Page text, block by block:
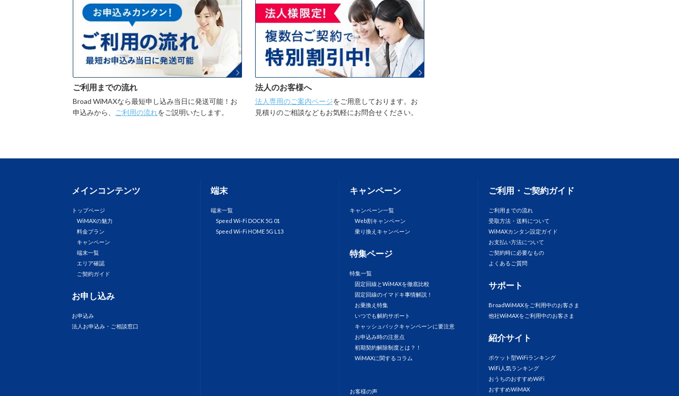
ご利用までの流れ
Broad WiMAXなら最短申し込み当日に発送可能！お
申込みから、 ご利用の流れをご説明いたします。
法人のお客様へ
法人専用のご案内ページをご用意しております。お
見積りのご相談などもお気軽にお問合せください。
メインコンテンツ
トップページ
WiMAXの魅力
料金プラン
キャンペーン
端末一覧
エリア確認
ご契約ガイド
お申し込み
お申込み
法人お申込み・ご相談窓口
端末
端末一覧
Speed Wi-Fi DOCK 5G 01
Speed Wi-Fi HOME 5G L13
キャンペーン
キャンペーン一覧
Web割キャンペーン
乗り換えキャンペーン
特集ページ
特集一覧
固定回線とWiMAXを徹底比較
固定回線のイマドキ事情解説！
お乗換え特集
いつでも解約サポート
キャッシュバックキャンペーンに要注意
お申込み時の注意点
初期契約解除制度とは？！
WiMAXに関するコラム
お客様の声
ご利用・ご契約ガイド
ご利用までの流れ
受取方法・送料について
WiMAXカンタン設定ガイド
お支払い方法について
ご契約時に必要なもの
よくあるご質問
サポート
BroadWiMAXをご利用中のお客さま
他社WiMAXをご利用中のお客さま
紹介サイト
ポケット型WiFiランキング
WiFi人気ランキング
おうちのおすすめWiFi
おすすめWiMAX